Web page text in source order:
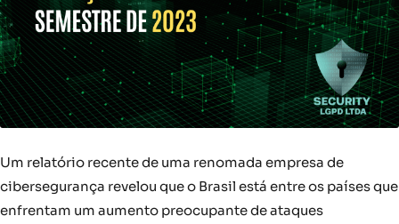
Um relatório recente de uma renomada empresa de
cibersegurança revelou que o Brasil está entre os países que
enfrentam um aumento preocupante de ataques